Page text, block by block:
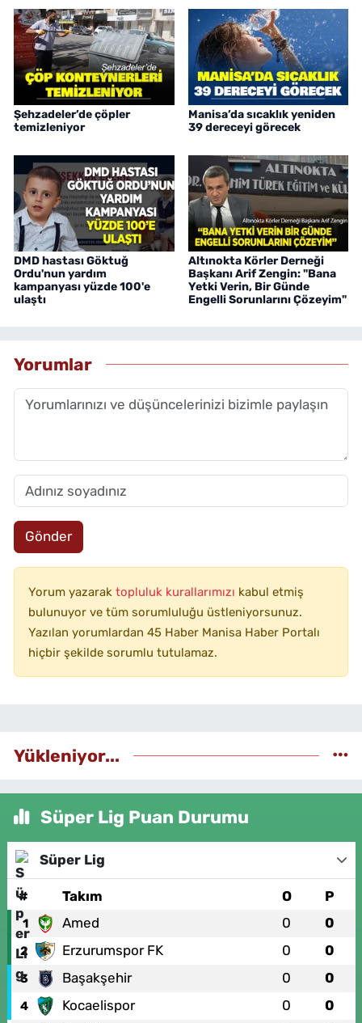
Şehzadeler’de çöpler
temizleniyor
Manisa’da sıcaklık yeniden
39 dereceyi görecek
DMD hastası Göktuğ
Ordu'nun yardım
kampanyası yüzde 100'e
ulaştı
Altınokta Körler Derneği
Başkanı Arif Zengin: "Bana
Yetki Verin, Bir Günde
Engelli Sorunlarını Çözeyim"
Yorumlar
Gönder
Yorum yazarak topluluk kurallarımızı kabul etmiş
bulunuyor ve tüm sorumluluğu üstleniyorsunuz.
Yazılan yorumlardan 45 Haber Manisa Haber Portalı
hiçbir şekilde sorumlu tutulamaz.
Yükleniyor...
Süper Lig Puan Durumu
Süper Lig
# Takım O P
1 Amed 0 0
2 Erzurumspor FK 0 0
3 Başakşehir 0 0
4 Kocaelispor 0 0